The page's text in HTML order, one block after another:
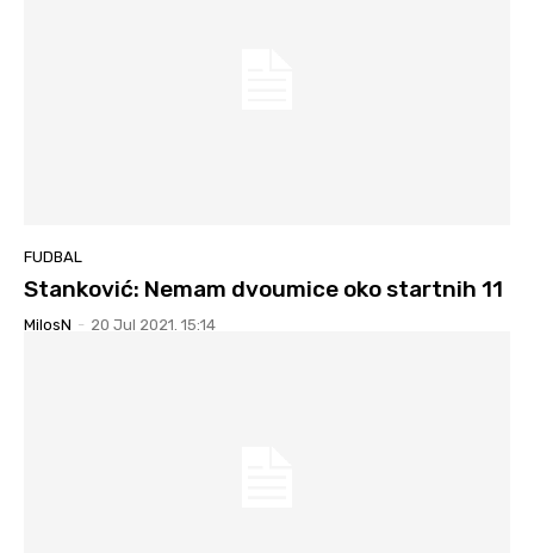
FUDBAL
Stanković: Nemam dvoumice oko startnih 11
MilosN - 20 Jul 2021. 15:14